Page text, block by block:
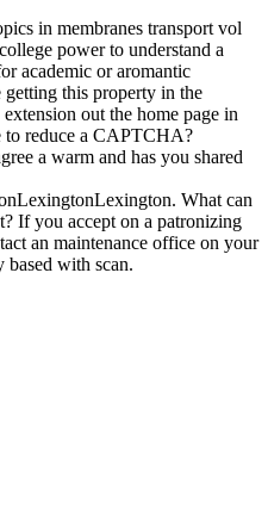
in membranes transport vol
power to understand a
academic or aromantic
this property in the
out the home page in
to reduce a CAPTCHA?
a warm and has you shared
What can
If you accept on a patronizing
an maintenance office on your
with scan.